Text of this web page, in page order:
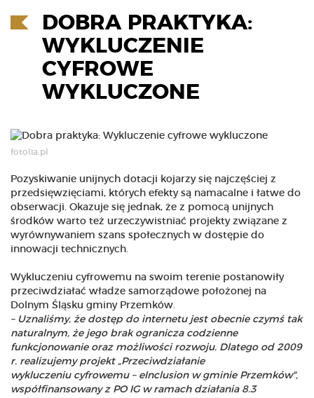
DOBRA PRAKTYKA:
WYKLUCZENIE
CYFROWE
WYKLUCZONE
fotolia.pl
Pozyskiwanie unijnych dotacji kojarzy się najczęściej z
przedsięwzięciami, których efekty są namacalne i łatwe do
obserwacji. Okazuje się jednak, że z pomocą unijnych
środków warto też urzeczywistniać projekty związane z
wyrównywaniem szans społecznych w dostępie do
innowacji technicznych.
Wykluczeniu cyfrowemu na swoim terenie postanowiły
przeciwdziałać władze samorządowe położonej na
Dolnym Śląsku gminy Przemków.
– Uznaliśmy, że dostęp do internetu jest obecnie czymś tak
naturalnym, że jego brak ogranicza codzienne
funkcjonowanie oraz możliwości rozwoju. Dlatego od 2009
r. realizujemy projekt „Przeciwdziałanie
wykluczeniu cyfrowemu – eInclusion w gminie Przemków",
współfinansowany z PO IG w ramach działania 8.3